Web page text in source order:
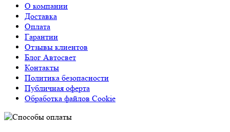
О компании
Доставка
Оплата
Гарантии
Отзывы клиентов
Блог Автосвет
Контакты
Политика безопасности
Публичная оферта
Обработка файлов Cookie